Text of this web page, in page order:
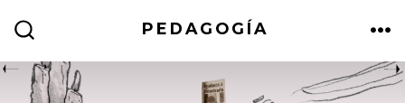
content
PEDAGOGÍA